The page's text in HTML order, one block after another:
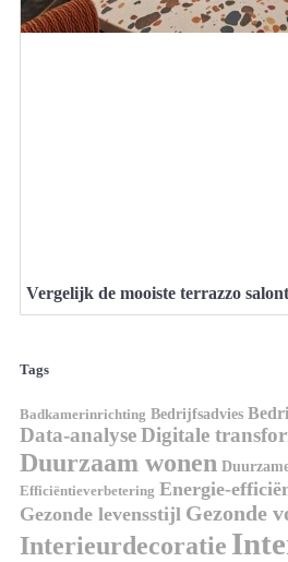
Vergelijk de mooiste terrazzo
Tags
Badkamerinrichting Bedrijfsadvies
Data-analyseDigitale
Duurzaam wonen
Efficiëntieverbetering Energie-
Gezonde levensstijl Gezonde
Interieurdecoratie